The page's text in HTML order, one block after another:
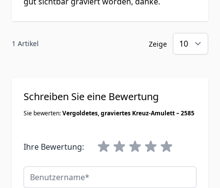
1 Artikel Zeige
Schreiben Sie eine Bewertung
Sie bewerten:Vergoldetes, graviertes Kreuz-Amulett – 2585
Ihre Bewertung:
Benutzername